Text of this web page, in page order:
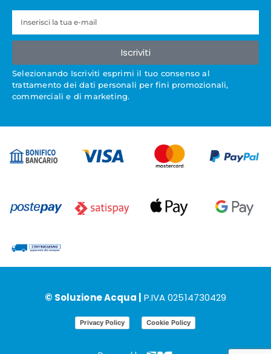
Iscriviti
Selezionando Iscriviti esprimi il tuo consenso al
trattamento dei dati personali per fini promozionali,
commerciali e di marketing.
© Soluzione Acqua | P.IVA 02514730429
Privacy Policy Cookie Policy